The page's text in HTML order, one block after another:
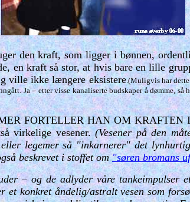
den kraft, som ligger i bønnen,
en kraft så stor, at hvis bare en lille
ville ikke længere eksistere.(Muligvis har
Ja – etter visse kanaliserte budskaper å dømme,
FORTELLER HAN OM
virkelige vesener.(Vesener på den
legemer så "inkarnerer" det
beskrevet i stoffet om"søren bromans
– og de adlyder våre tankeimpulser
et konkret åndelig/astralt vesen som